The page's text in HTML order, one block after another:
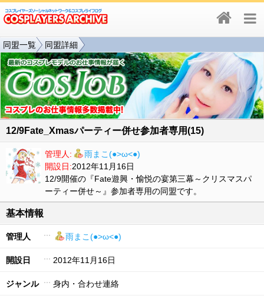
同盟一覧 同盟詳細
12/9Fate_Xmasパーティー併せ参加者専用(15)
管理人:
雨まこ(●>ω<●)
開設日:2012年11月16日
12/9開催の『Fate遊興・愉悦の宴第三幕～クリスマスパ
ーティー併せ～』参加者専用の同盟です。
基本情報
管理人 雨まこ(●>ω<●)
開設日 2012年11月16日
ジャンル 身内・合わせ連絡